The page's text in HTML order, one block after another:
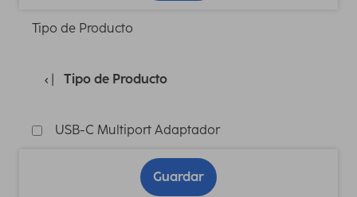
Tipo de Producto
Tipo de Producto
USB-C Multiport Adaptador
Guardar